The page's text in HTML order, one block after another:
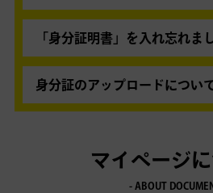
その場合はお手数ですが不在
配達等のご対応をお願いします
・健康保険 資格確認書
・在留カード / 特別永住者証
・パスポート（2020年2月3日
・障がい者手帳 / 療育手帳
いたします。各種健康保険証につい
古物営業法に基づき、犯罪防
売買の際は売り主の確認を取
お預かりいたしました個人情
に基づき、厳密に管理いたし
「身分証明書」を入れ忘れま
下記のいずれかにて弊社まで
・マイページより、ウェブか
ド
・コピーを郵送する
身分証のアップロードについて
本人確認のため、マイページ
身分証のコピーのご同封でも
マイページ
- ABOUT